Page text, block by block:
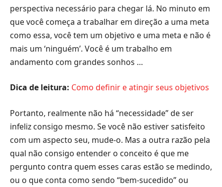
perspectiva necessário para chegar lá. No minuto em
que você começa a trabalhar em direção a uma meta
como essa, você tem um objetivo e uma meta e não é
mais um ‘ninguém’. Você é um trabalho em
andamento com grandes sonhos …
Dica de leitura: Como definir e atingir seus objetivos
Portanto, realmente não há “necessidade” de ser
infeliz consigo mesmo. Se você não estiver satisfeito
com um aspecto seu, mude-o. Mas a outra razão pela
qual não consigo entender o conceito é que me
pergunto contra quem esses caras estão se medindo,
ou o que conta como sendo “bem-sucedido” ou